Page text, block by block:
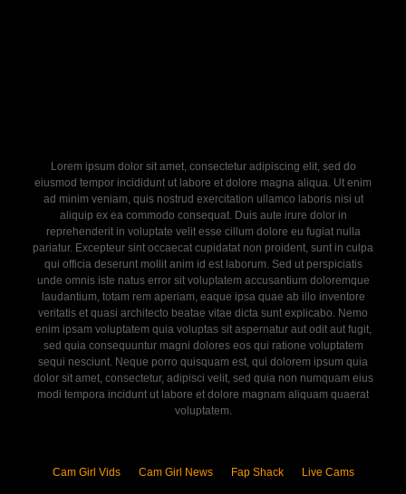
Lorem ipsum dolor sit amet, consectetur adipiscing elit, sed do
eiusmod tempor incididunt ut labore et dolore magna aliqua. Ut enim
ad minim veniam, quis nostrud exercitation ullamco laboris nisi ut
aliquip ex ea commodo consequat. Duis aute irure dolor in
reprehenderit in voluptate velit esse cillum dolore eu fugiat nulla
pariatur. Excepteur sint occaecat cupidatat non proident, sunt in culpa
qui officia deserunt mollit anim id est laborum. Sed ut perspiciatis
unde omnis iste natus error sit voluptatem accusantium doloremque
laudantium, totam rem aperiam, eaque ipsa quae ab illo inventore
veritatis et quasi architecto beatae vitae dicta sunt explicabo. Nemo
enim ipsam voluptatem quia voluptas sit aspernatur aut odit aut fugit,
sed quia consequuntur magni dolores eos qui ratione voluptatem
sequi nesciunt. Neque porro quisquam est, qui dolorem ipsum quia
dolor sit amet, consectetur, adipisci velit, sed quia non numquam eius
modi tempora incidunt ut labore et dolore magnam aliquam quaerat
voluptatem.
Cam Girl Vids Cam Girl News Fap Shack Live Cams